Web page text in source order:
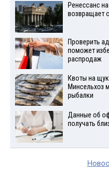
Ренессанс
возвращает
Проверить
поможет
распродаж
Квоты на
Минсельхоз
рыбалки
Данные об
получать